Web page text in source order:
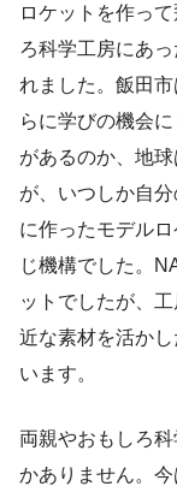
ロケットを作っ
ろ科学工房にあ
れました。飯田
らに学びの機会
があるのか、地
が、いつしか自
に作ったモデル
じ機構でした。
ットでしたが、
近な素材を活か
います。
両親やおもしろ
かありません。